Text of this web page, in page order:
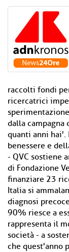
raccolti fondi
ricercatrici
dalla
quanti anni hai'.
benessere e
- QVC sostiene
di Fondazione
finanziare 23
Italia si
diagnosi
90% riesce a
rappresenta il
società - a
che quest'anno